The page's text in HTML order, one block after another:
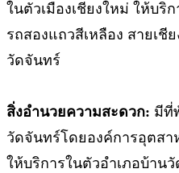
ในตัวเมืองเชียงใหม่ ให้บริ
รถสองแถวสีเหลือง สายเ
วัดจันทร์
สิ่งอำนวยความสะดวก: มีที่
วัดจันทร์โดยองค์การอุตส
ให้บริการในตัวอำเภอบ้าน